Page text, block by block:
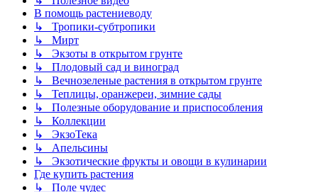
В помощь растениеводу
↳ Тропики-субтропики
↳ Мирт
↳ Экзоты в открытом грунте
↳ Плодовый сад и виноград
↳ Вечнозеленые растения в открытом грунте
↳ Теплицы, оранжереи, зимние сады
↳ Полезные оборудование и приспособления
↳ Коллекции
↳ ЭкзоТека
↳ Апельсины
↳ Экзотические фрукты и овощи в кулинарии
Где купить растения
↳ Поле чудес